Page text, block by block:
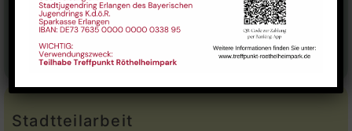
Tel.:09131-9232777
E-Mail:leitung@treffpunkt-roethelheimpark.de
Stadtteilarbeit